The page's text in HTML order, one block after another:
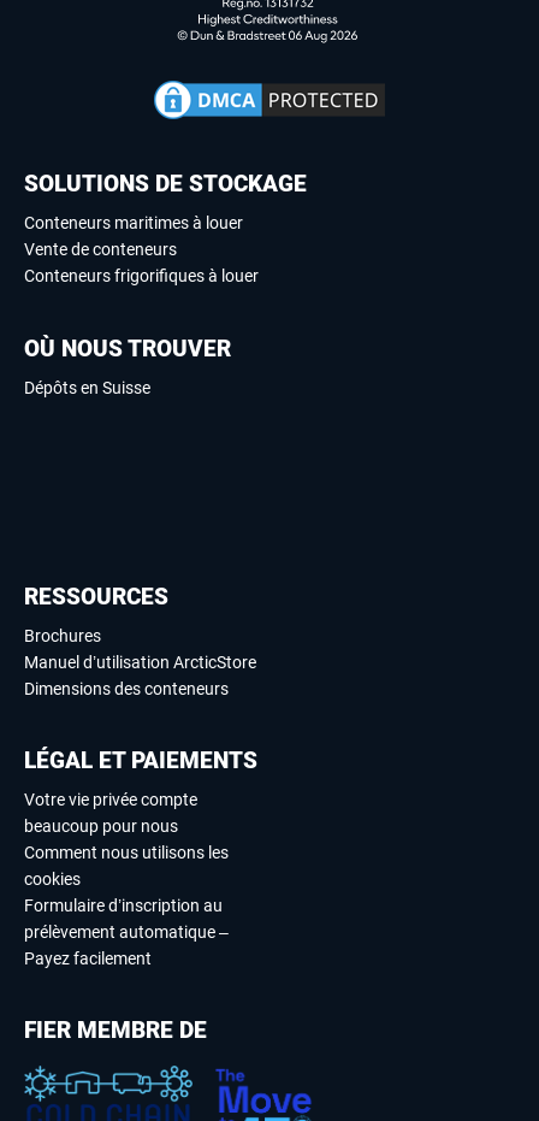
SOLUTIONS DE STOCKAGE
Conteneurs maritimes à louer
Vente de conteneurs
Conteneurs frigorifiques à louer
OÙ NOUS TROUVER
Dépôts en Suisse
RESSOURCES
Brochures
Manuel d’utilisation ArcticStore
Dimensions des conteneurs
LÉGAL ET PAIEMENTS
Votre vie privée compte
beaucoup pour nous
Comment nous utilisons les
cookies
Formulaire d’inscription au
prélèvement automatique –
Payez facilement
FIER MEMBRE DE